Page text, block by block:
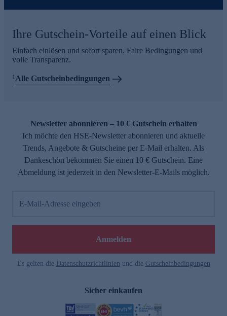
Ihre Gutschein-Vorteile auf einen Blick
Einfach einlösen und sofort sparen. Faire Bedingungen und
volle Transparenz.
1 Alle Gutscheinbedingungen
Newsletter abonnieren – 10 € Gutschein erhalten
Ich möchte den HSE-Newsletter abonnieren und aktuelle
Trends, Angebote & Gutscheine per E-Mail erhalten. Als
Dankeschön bekommen Sie einen 10 € Gutschein. Eine
Abmeldung ist jederzeit in den Newsletter-E-Mails möglich.
E-Mail-Adresse eingeben
Anmelden
Es gelten die Datenschutzrichtlinien und die Gutscheinbedingungen
Sicher einkaufen